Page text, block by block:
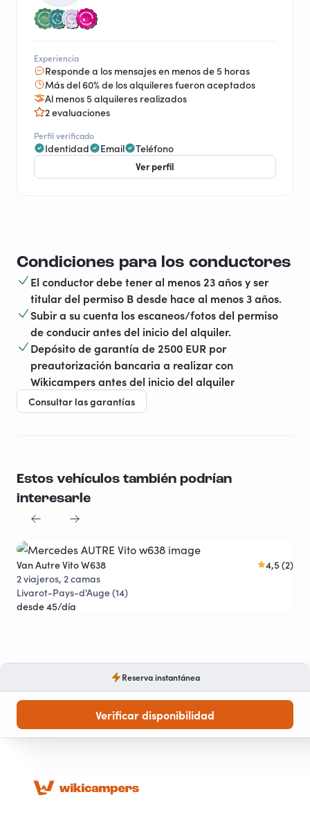
Experiencia
Responde a los mensajes en menos de 5 horas
Más del 60% de los alquileres fueron aceptados
Al menos 5 alquileres realizados
2 evaluaciones
Perfil verificado
Identidad Email Teléfono
Ver perfil
Condiciones para los conductores
El conductor debe tener al menos 23 años y ser
titular del permiso B desde hace al menos 3 años.
Subir a su cuenta los escaneos/fotos del permiso
de conducir antes del inicio del alquiler.
Depósito de garantía de 2500 EUR por
preautorización bancaria a realizar con
Wikicampers antes del inicio del alquiler
Consultar las garantías
Estos vehículos también podrían
interesarle
Instantáneo
Van Autre Vito W638
4,5 (2)
2 viajeros, 2 camas
Livarot-Pays-d'Auge (14)
desde 45/día
Reserva instantánea
Verificar disponibilidad